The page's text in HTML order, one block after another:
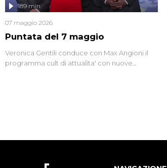
ne...
Puntata del 7 maggio
189 min
07 maggio 2026
Veronica Gentili conduce con Max Angioni il
programma cult di attualita' con nuove